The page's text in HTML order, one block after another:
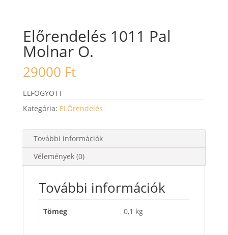
Előrendelés 1011 Pal
Molnar O.
29000 Ft
ELFOGYOTT
Kategória: ELŐrendelés
További információk
Vélemények (0)
További információk
Tömeg 0,1 kg